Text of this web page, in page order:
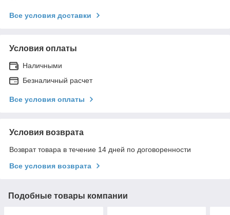
Все условия доставки
Условия оплаты
Наличными
Безналичный расчет
Все условия оплаты
Условия возврата
Возврат товара в течение 14 дней по договоренности
Все условия возврата
Подобные товары компании